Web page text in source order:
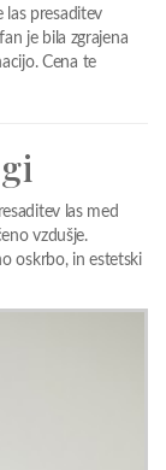
las presaditev
je bila zgrajena
Cena te
las med
vzdušje.
oskrbo, in estetski